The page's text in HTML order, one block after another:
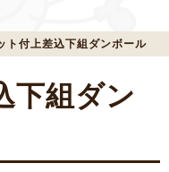
ト付上差込下組ダンボール
下組ダン